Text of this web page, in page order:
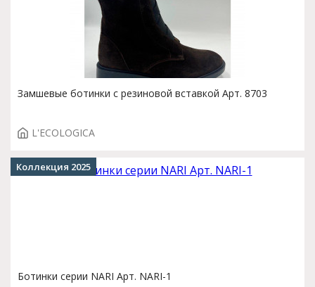
Замшевые ботинки с резиновой вставкой Арт. 8703
L'ECOLOGICA
Ботинки серии NARI Арт. NARI-1
Коллекция 2025